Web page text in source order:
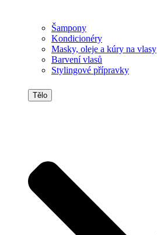
Šampony
Kondicionéry
Masky, oleje a kúry na vlasy
Barvení vlasů
Stylingové přípravky
Tělo